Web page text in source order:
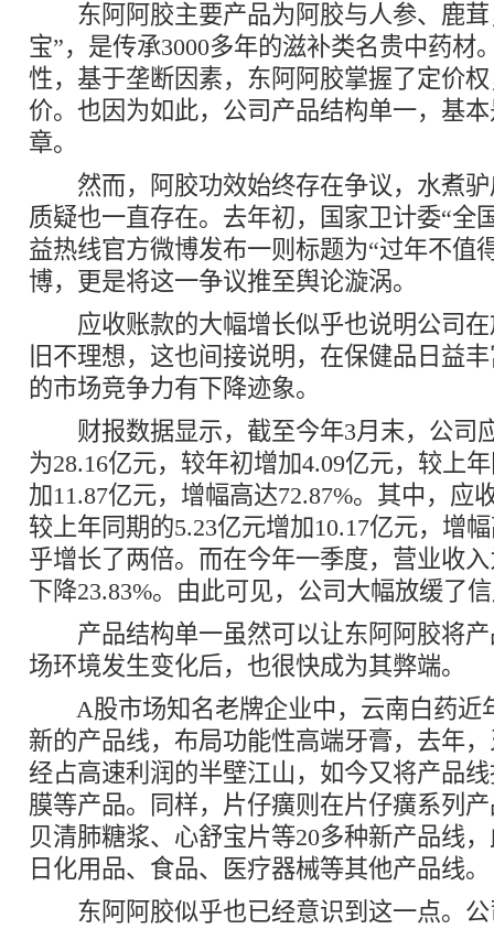
东阿阿胶主要产品为阿胶与人参、鹿茸
宝”，是传承3000多年的滋补类名贵中药材
性，基于垄断因素，东阿阿胶掌握了定价
价。也因为如此，公司产品结构单一，基
章。
然而，阿胶功效始终存在争议，水煮驴
质疑也一直存在。去年初，国家卫计委“全
益热线官方微博发布一则标题为“过年不值
博，更是将这一争议推至舆论漩涡。
应收账款的大幅增长似乎也说明公司在
旧不理想，这也间接说明，在保健品日益
的市场竞争力有下降迹象。
财报数据显示，截至今年3月末，公司
为28.16亿元，较年初增加4.09亿元，较上
加11.87亿元，增幅高达72.87%。其中，应
较上年同期的5.23亿元增加10.17亿元，增
乎增长了两倍。而在今年一季度，营业收
下降23.83%。由此可见，公司大幅放缓了
产品结构单一虽然可以让东阿阿胶将产
场环境发生变化后，也很快成为其弊端。
A股市场知名老牌企业中，云南白药近
新的产品线，布局功能性高端牙膏，去年
经占高速利润的半壁江山，如今又将产品
膜等产品。同样，片仔癀则在片仔癀系列
贝清肺糖浆、心舒宝片等20多种新产品线
日化用品、食品、医疗器械等其他产品线。
东阿阿胶似乎也已经意识到这一点。公